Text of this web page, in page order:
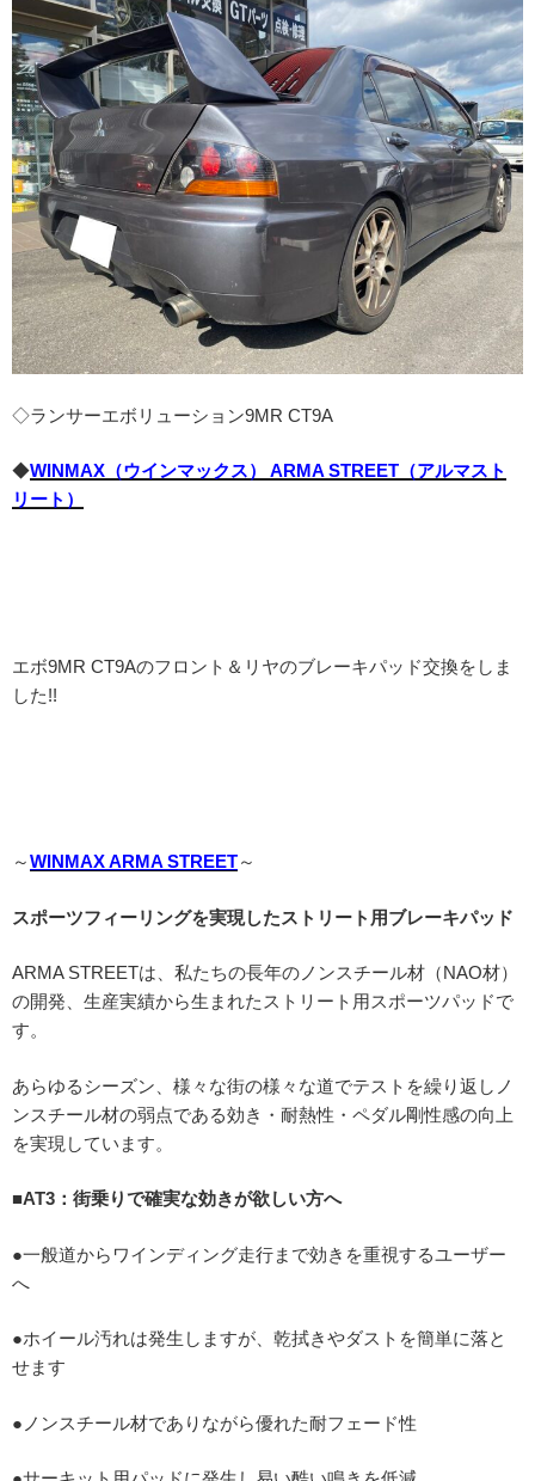
◇ランサーエボリューション9MR CT9A
◆WINMAX（ウインマックス） ARMA STREET（アルマスト
リート）
エボ9MR CT9Aのフロント＆リヤのブレーキパッド交換をしま
した!!
～WINMAX ARMA STREET～
スポーツフィーリングを実現したストリート用ブレーキパッド
ARMA STREETは、私たちの長年のノンスチール材（NAO材）
の開発、生産実績から生まれたストリート用スポーツパッドで
す。
あらゆるシーズン、様々な街の様々な道でテストを繰り返しノ
ンスチール材の弱点である効き・耐熱性・ペダル剛性感の向上
を実現しています。
■AT3：街乗りで確実な効きが欲しい方へ
●一般道からワインディング走行まで効きを重視するユーザー
へ
●ホイール汚れは発生しますが、乾拭きやダストを簡単に落と
せます
●ノンスチール材でありながら優れた耐フェード性